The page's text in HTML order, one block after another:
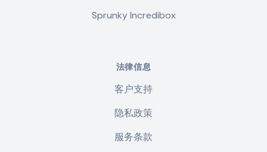
Sprunky Incredibox
法律信息
客户支持
隐私政策
服务条款